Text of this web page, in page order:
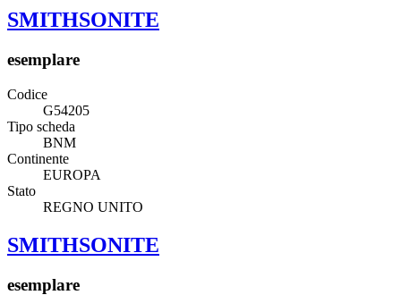
SMITHSONITE
esemplare
Codice
G54205
Tipo scheda
BNM
Continente
EUROPA
Stato
REGNO UNITO
SMITHSONITE
esemplare